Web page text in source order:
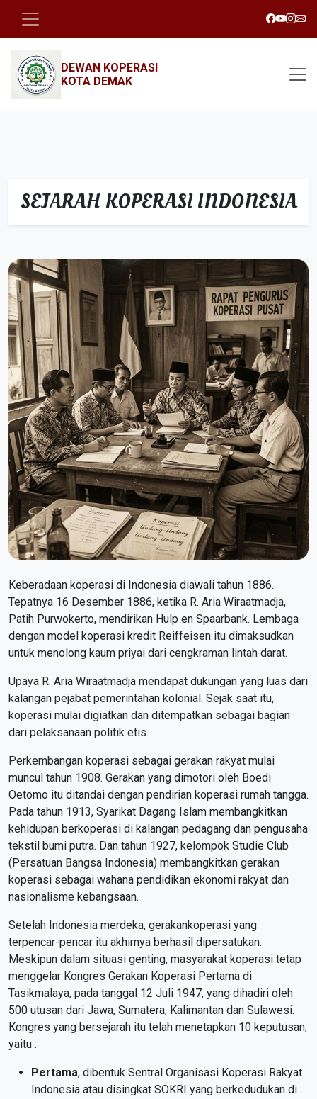
DEWAN KOPERASI
KOTA DEMAK
SEJARAH KOPERASI INDONESIA
Keberadaan koperasi di Indonesia diawali tahun 1886.
Tepatnya 16 Desember 1886, ketika R. Aria Wiraatmadja,
Patih Purwokerto, mendirikan Hulp en Spaarbank. Lembaga
dengan model koperasi kredit Reiffeisen itu dimaksudkan
untuk menolong kaum priyai dari cengkraman lintah darat.
Upaya R. Aria Wiraatmadja mendapat dukungan yang luas dari
kalangan pejabat pemerintahan kolonial. Sejak saat itu,
koperasi mulai digiatkan dan ditempatkan sebagai bagian
dari pelaksanaan politik etis.
Perkembangan koperasi sebagai gerakan rakyat mulai
muncul tahun 1908. Gerakan yang dimotori oleh Boedi
Oetomo itu ditandai dengan pendirian koperasi rumah tangga.
Pada tahun 1913, Syarikat Dagang Islam membangkitkan
kehidupan berkoperasi di kalangan pedagang dan pengusaha
tekstil bumi putra. Dan tahun 1927, kelompok Studie Club
(Persatuan Bangsa Indonesia) membangkitkan gerakan
koperasi sebagai wahana pendidikan ekonomi rakyat dan
nasionalisme kebangsaan.
Setelah Indonesia merdeka, gerakankoperasi yang
terpencar-pencar itu akhirnya berhasil dipersatukan.
Meskipun dalam situasi genting, masyarakat koperasi tetap
menggelar Kongres Gerakan Koperasi Pertama di
Tasikmalaya, pada tanggal 12 Juli 1947, yang dihadiri oleh
500 utusan dari Jawa, Sumatera, Kalimantan dan Sulawesi.
Kongres yang bersejarah itu telah menetapkan 10 keputusan,
yaitu :
Pertama, dibentuk Sentral Organisasi Koperasi Rakyat
Indonesia atau disingkat SOKRI yang berkedudukan di